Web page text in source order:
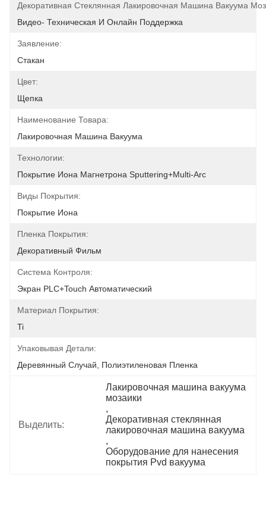
Декоративная Стеклянная Лакировочная Машина Вакуума
Видео- Техническая И Онлайн Поддержка
Заявление:
Стакан
Цвет:
Щепка
Наименование Товара:
Лакировочная Машина Вакуума
Технологии:
Покрытие Иона Магнетрона Sputtering+multi-Arc
Виды Покрытия:
Покрытие Иона
Пленка Покрытия:
Декоративный Фильм
Система Контроля:
Экран PLC+Touch Автоматический
Материал Покрытия:
Ti
Упаковывая Детали:
Деревянный Случай, Полиэтиленовая Пленка
Выделить:
Лакировочная машина вакуума
мозаики
,
Декоративная стеклянная
лакировочная машина вакуума
,
Оборудование для нанесения
покрытия Pvd вакуума